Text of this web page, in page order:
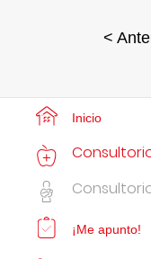
<
Inicio
¡Me apunto!